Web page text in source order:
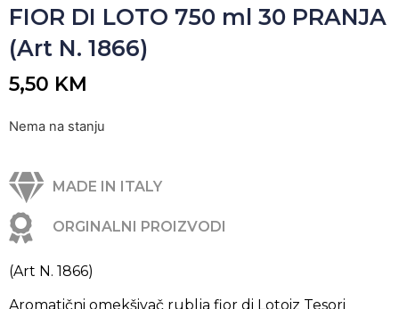
FIOR DI LOTO 750 ml 30 PRANJA
(Art N. 1866)
5,50 KM
Nema na stanju
MADE IN ITALY
ORGINALNI PROIZVODI
(Art N. 1866)
Aromatični omekšivač rublja fior di Lotoiz Tesori